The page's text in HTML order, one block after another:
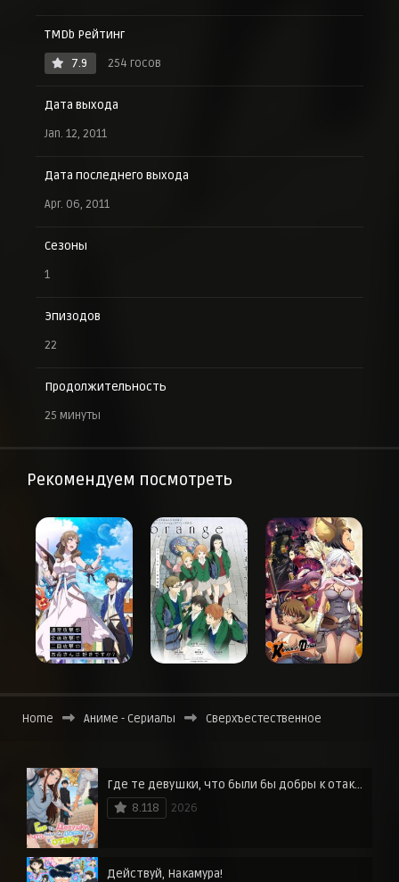
TMDb Рейтинг
7.9
254 госов
Дата выхода
Jan. 12, 2011
Дата последнего выхода
Apr. 06, 2011
Сезоны
1
Эпизодов
22
Продолжительность
25 минуты
Рекомендуем посмотреть
Home Аниме - Сериалы Сверхъестественное
Где те девушки, что были бы добры к отаку?
8.118
2026
Действуй, Накамура!